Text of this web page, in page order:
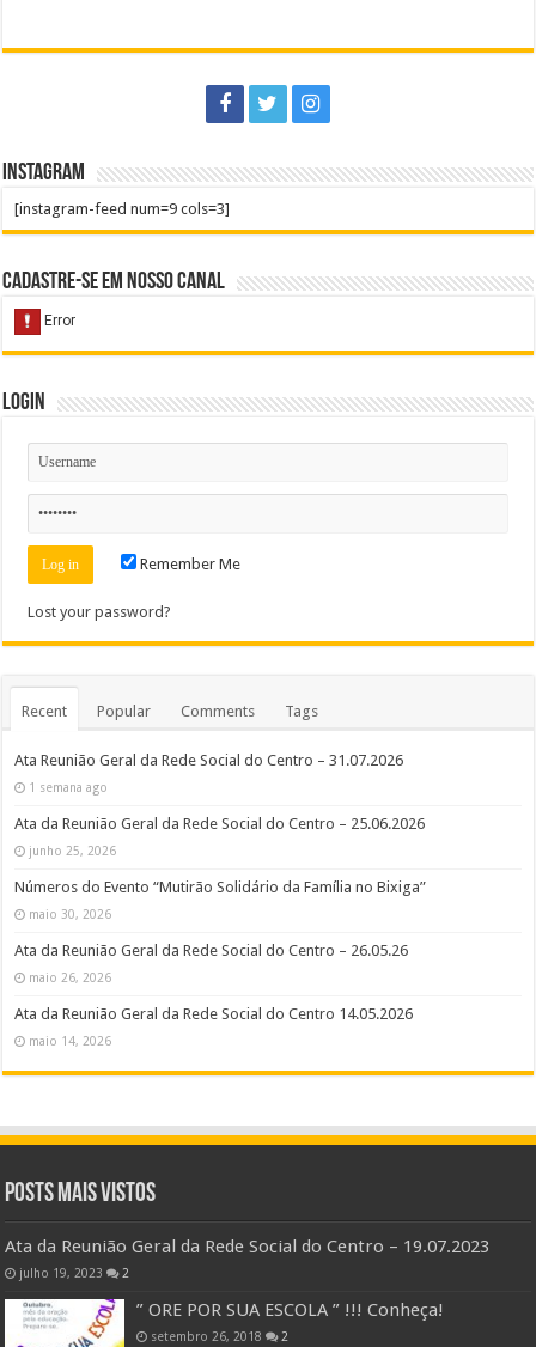
Instagram
[instagram-feed num=9 cols=3]
Cadastre-se em nosso Canal
Login
Remember Me
Lost your password?
Recent Popular Comments Tags
Ata Reunião Geral da Rede Social do Centro – 31.07.2026
1 semana ago
Ata da Reunião Geral da Rede Social do Centro – 25.06.2026
junho 25, 2026
Números do Evento “Mutirão Solidário da Família no Bixiga”
maio 30, 2026
Ata da Reunião Geral da Rede Social do Centro – 26.05.26
maio 26, 2026
Ata da Reunião Geral da Rede Social do Centro 14.05.2026
maio 14, 2026
Posts Mais Vistos
Ata da Reunião Geral da Rede Social do Centro – 19.07.2023
julho 19, 2023 2
” ORE POR SUA ESCOLA ” !!! Conheça!
setembro 26, 2018 2